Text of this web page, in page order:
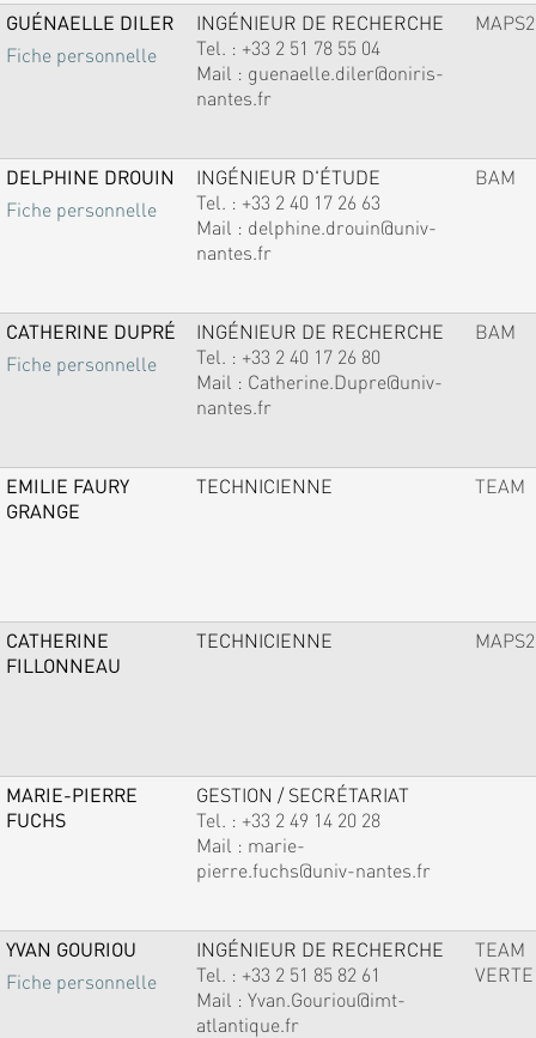
GUÉNAELLE DILER
Fiche personnelle
INGÉNIEUR DE RECHERCHE
Tel. : +33 2 51 78 55 04
Mail : guenaelle.diler@oniris-
nantes.fr
MAPS2
DELPHINE DROUIN
Fiche personnelle
INGÉNIEUR D'ÉTUDE
Tel. : +33 2 40 17 26 63
Mail : delphine.drouin@univ-
nantes.fr
BAM
CATHERINE DUPRÉ
Fiche personnelle
INGÉNIEUR DE RECHERCHE
Tel. : +33 2 40 17 26 80
Mail : Catherine.Dupre@univ-
nantes.fr
BAM
EMILIE FAURY
GRANGE
TECHNICIENNE TEAM
CATHERINE
FILLONNEAU
TECHNICIENNE MAPS2
MARIE-PIERRE
FUCHS
GESTION / SECRÉTARIAT
Tel. : +33 2 49 14 20 28
Mail : marie-
pierre.fuchs@univ-nantes.fr
YVAN GOURIOU
Fiche personnelle
INGÉNIEUR DE RECHERCHE
Tel. : +33 2 51 85 82 61
Mail : Yvan.Gouriou@imt-
atlantique.fr
TEAM
VERTE